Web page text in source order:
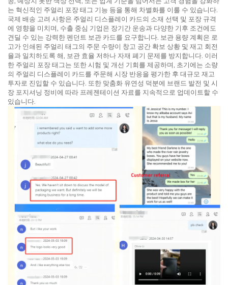
는 혁신적인 주얼리 포장 태그 기능 등을 통해 차별화를 이룰 수 있습니다.
국제 배송 고려 사항은 주얼리 디스플레이 카드의 소재 선택 및 포장 규격
에 영향을 미치며, 수출 중심 기업은 장기간 운송과 다양한 기후 조건에도
견딜 수 있는 강력한 펜던트 보관 카드를 요구합니다. 보관 용량 계획은 로
고가 인쇄된 주얼리 태그의 주문 수량이 창고 공간 확보 상황 및 재고 회전
율과 일치하도록 해, 보관 효율 저하나 자재 폐기 문제를 방지합니다. 이러
한 주얼리 포장 태그는 또한 시험 및 개선 기회를 제공하며, 초기에는 소량
의 주얼리 디스플레이 카드를 주문해 시장 반응을 평가한 후 대규모 재고
투자로 진입할 수 있습니다. 또한 맞춤화 유연성 덕분에 브랜드 발전 및 시
장 포지셔닝 정비에 따라 프레젠테이션 자료를 지속적으로 업데이트할 수
있습니다.